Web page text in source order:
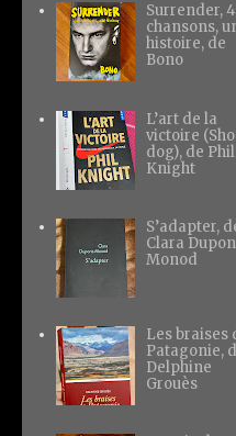
Surrender,
chansons,
histoire, de
Bono
L’art de la
victoire
dog), de Phil
Knight
S’adapter,
Clara
Monod
Les braises
Patagonie,
Delphine
Grouès